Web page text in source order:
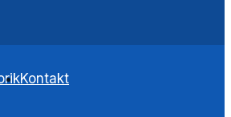
Kontakt